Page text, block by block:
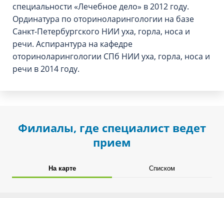
специальности «Лечебное дело» в 2012 году.
Ординатура по оториноларингологии на базе
Санкт-Петербургского НИИ уха, горла, носа и
речи. Аспирантура на кафедре
оториноларингологии СПб НИИ уха, горла, носа и
речи в 2014 году.
Филиалы, где специалист ведет
прием
На карте Списком